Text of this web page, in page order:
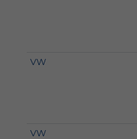
VW
VW